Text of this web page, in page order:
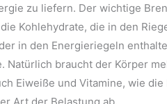
zu liefern. Der wichtige
Kohlehydrate, die in den
in den Energieriegeln
Natürlich braucht der Körper
Eiweiße und Vitamine, wie
Art der Belastung ab.